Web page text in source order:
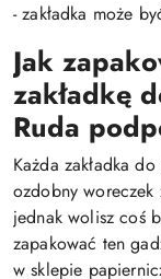
- zakładka może
Jak
zakładkę
Ruda
Każda zakładka
ozdobny woreczek
jednak wolisz coś
zapakować ten
w sklepie